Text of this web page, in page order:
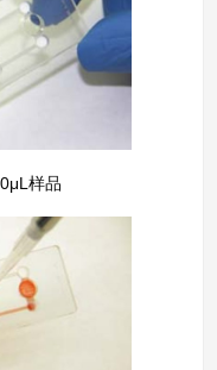
样品